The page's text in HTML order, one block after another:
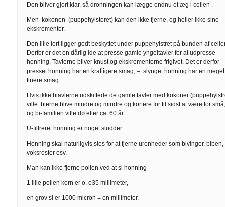
Den bliver gjort klar, så dronningen kan lægge endnu et æg i cellen .
Men kokonen (puppehylsteret) kan den ikke fjerne, og heller ikke sine
ekskrementer.
Den lille lort ligger godt beskyttet under puppehylstret på bunden af
Derfor er det en dårlig ide at presse gamle yngeltavler for at udpresse
honning, Tavlerne bliver knust og ekskrementerne frigivet. Det er derfor
presset honning har en kraftigere smag, – slynget honning har en meget
finere smag
Hvis ikke biavlerne udskiftede de gamle tavler med kokoner
ville bierne blive mindre og mindre og kortere for til sidst at være for
og bi-familien ville dø efter ca. 60 år.
U-filtreret honning er noget sludder
Honning skal naturligvis sies for at fjerne urenheder som bivinger, biben,
voksrester osv.
Man kan ikke fjerne pollen ved at si honning
1 lille pollen korn er o, o35 millimeter,
en grov si er 1000 micron = en millimeter,